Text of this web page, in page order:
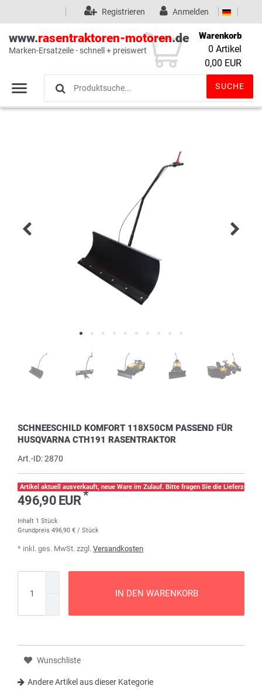
Wunschliste (0)
Anmelden
Registrieren
www.rasentraktoren-motoren.de
Marken-Ersatzeile - schnell + preiswert
SUCHE
Warenkorb
0 Artikel
0,00 EUR
SCHNEESCHILD KOMFORT 118X50CM PASSEND FÜR
HUSQVARNA CTH191 RASENTRAKTOR
Art.-ID:2870
Artikel aktuell ausverkauft, neue Ware im Zulauf. Bitte fragen Sie die Lieferzeit
496,90 EUR*
Inhalt 1 Stück
Grundpreis 496,90 € / Stück
* inkl. ges. MwSt. zzgl. Versandkosten
IN DEN WARENKORB
Wunschliste
Andere Artikel aus dieser Kategorie